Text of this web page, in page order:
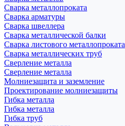
Сварка металлопроката
Сварка арматуры
Сварка швеллера
Сварка металлической балки
Сварка листового металлопроката
Сварка металлических труб
Сверление металла
Сверление металла
Молниезащита и заземление
Проектирование молниезащиты
Гибка металла
Гибка металла
Гибка труб